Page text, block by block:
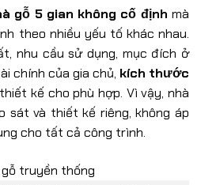
gỗ 5 gian không cố định mà
theo nhiều yếu tố khác nhau.
nhu cầu sử dụng, mục đích ở
chính của gia chủ, kích thước
kế cho phù hợp. Vì vậy, nhà
sát và thiết kế riêng, không áp
cho tất cả công trình.